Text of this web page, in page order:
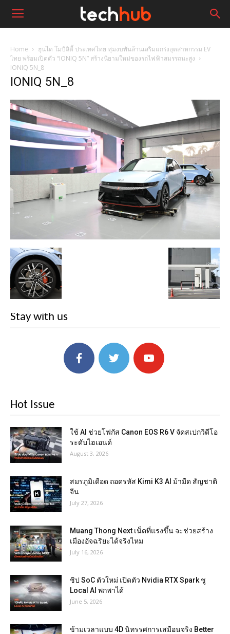
Home
ฮุนได โมบิลิตี้ ประเทศไทย ทุ่มงบพันล้านเสริมแกร่งอุตสาหกรรม EV
ไทย พร้อมเปิดตัว “IONIQ 5N” สร้างนิยามใหม่ของรถไฟฟ้าสมรรถนะสูง
IONIQ 5N_8
IONIQ 5N_8
Stay with us
Hot Issue
ใช้ AI ช่วยโฟกัส Canon EOS R6 V จัดสเปกวิดีโอ
ระดับไฮเอนด์
August 3, 2026
สมรภูมิเดือด ถอดรหัส Kimi K3 AI ม้ามืด สัญชาติ
จีน
July 27, 2026
Muang Thong Next เน็ตที่แรงขึ้น จะช่วยสร้าง
เมืองอัจฉริยะได้จริงไหม
July 16, 2026
ชิป SoC ตัวใหม่ เปิดตัว Nvidia RTX Spark ชู
Local AI พกพาได้
June 5, 2026
ข้ามเวลาแบบ 4D นิทรรศการเสมือนจริง Better